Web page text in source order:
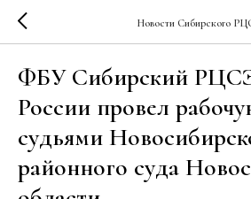
Новости Сибирского
ФБУ Сибирский
России провел
судьями
районного суда